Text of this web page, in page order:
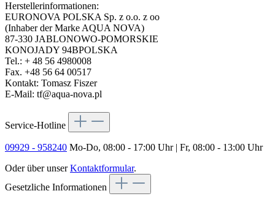
Herstellerinformationen:
EURONOVA POLSKA Sp. z o.o. z oo
(Inhaber der Marke AQUA NOVA)
87-330 JABLONOWO-POMORSKIE
KONOJADY 94BPOLSKA
Tel.: + 48 56 4980008
Fax. +48 56 64 00517
Kontakt: Tomasz Fiszer
E-Mail: tf@aqua-nova.pl
Service-Hotline
09929 - 958240 Mo-Do, 08:00 - 17:00 Uhr | Fr, 08:00 - 13:00 Uhr
Oder über unserKontaktformular.
Gesetzliche Informationen